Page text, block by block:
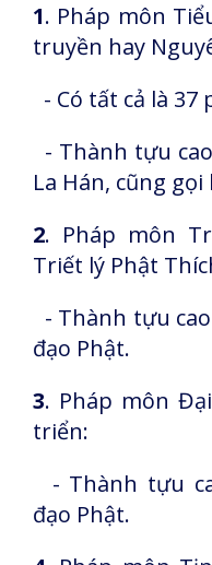
1. Pháp môn
truyền hay
- Có tất cả là 37
- Thành tựu
La Hán, cũng
2. Pháp môn
Triết lý Phật
- Thành tựu
đạo Phật.
3. Pháp môn
triển:
- Thành tựu
đạo Phật.